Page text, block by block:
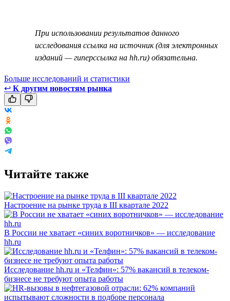
При использовании результатов данного
исследования ссылка на источник (для электронных
изданий — гиперссылка на hh.ru) обязательна.
Больше исследований и статистики
↩ К другим новостям рынка
Читайте также
Настроение на рынке труда в III квартале 2022
В России не хватает «синих воротничков» — исследование
hh.ru
Исследование hh.ru и «Телфин»: 57% вакансий в телеком-
бизнесе не требуют опыта работы